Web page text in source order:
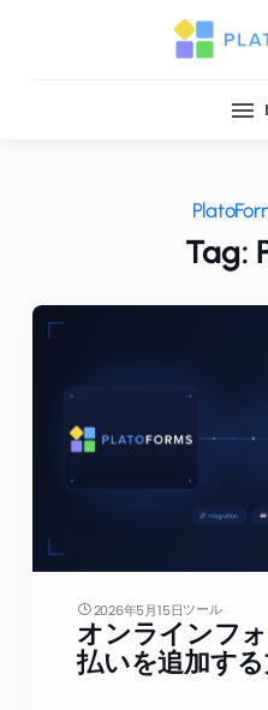
Tag:
2026年5月15日ツール
オンラインフ
払いを追加す